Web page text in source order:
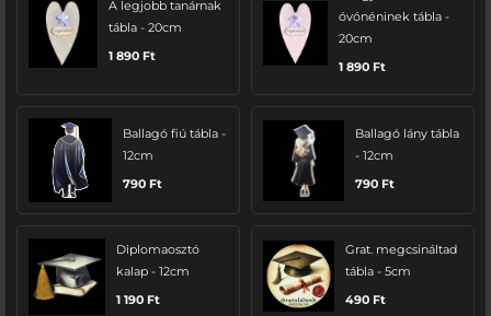
A legjobb tanárnak
tábla - 20cm
1 890 Ft
óvónéninek tábla -
20cm
1 890 Ft
Ballagó fiú tábla -
12cm
790 Ft
Ballagó lány tábla
- 12cm
790 Ft
Diplomaosztó
kalap - 12cm
1 190 Ft
Grat. megcsináltad
tábla - 5cm
490 Ft